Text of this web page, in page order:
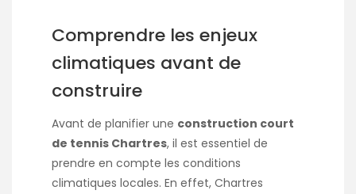
Comprendre les enjeux
climatiques avant de
construire
Avant de planifier une construction court
de tennis Chartres, il est essentiel de
prendre en compte les conditions
climatiques locales. En effet, Chartres